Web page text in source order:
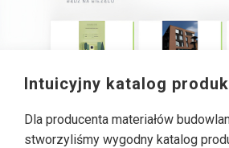
Intuicyjny katalog
Dla producenta materiałów
stworzyliśmy wygodny katalog